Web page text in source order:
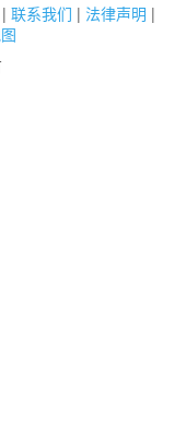
| 联系我们 | 法律声明 |